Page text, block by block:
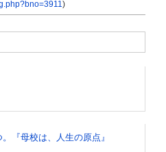
)
『母校は、人生の原点』